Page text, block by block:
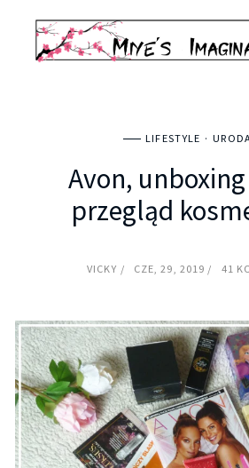
LIFESTYLE
Avon,
przegląd
VICKY CZE, 29, 2019 41